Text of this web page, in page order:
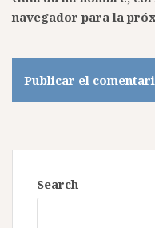
navegador para la
Search